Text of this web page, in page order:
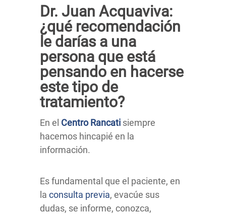
Dr. Juan Acquaviva:
¿qué recomendación
le darías a una
persona que está
pensando en hacerse
este tipo de
tratamiento?
En el Centro Rancati siempre
hacemos hincapié en la
información.
Es fundamental que el paciente, en
la consulta previa, evacúe sus
dudas, se informe, conozca,